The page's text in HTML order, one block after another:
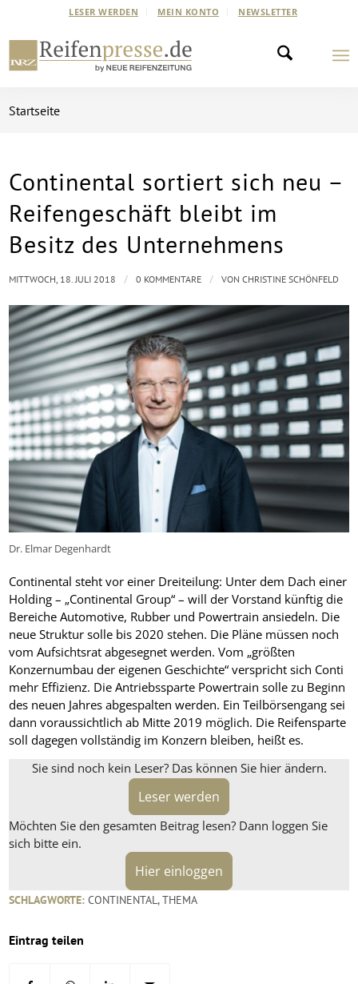
LESER WERDEN MEIN KONTO NEWSLETTER
Startseite
Continental sortiert sich neu –
Reifengeschäft bleibt im
Besitz des Unternehmens
Dr. Elmar Degenhardt
Continental steht vor einer Dreiteilung: Unter dem Dach einer
Holding – „Continental Group“ – will der Vorstand künftig die
Bereiche Automotive, Rubber und Powertrain ansiedeln. Die
neue Struktur solle bis 2020 stehen. Die Pläne müssen noch
vom Aufsichtsrat abgesegnet werden. Vom „größten
Konzernumbau der eigenen Geschichte“ verspricht sich Conti
mehr Effizienz. Die Antriebssparte Powertrain solle zu Beginn
des neuen Jahres abgespalten werden. Ein Teilbörsengang sei
dann voraussichtlich ab Mitte 2019 möglich. Die Reifensparte
soll dagegen vollständig im Konzern bleiben, heißt es.
Sie sind noch kein Leser? Das können Sie hier ändern.
Leser werden
Möchten Sie den gesamten Beitrag lesen? Dann loggen Sie
sich bitte ein.
Hier einloggen
MITTWOCH, 18. JULI 2018 / 0 KOMMENTARE / VONCHRISTINE SCHÖNFELD
SCHLAGWORTE: CONTINENTAL,THEMA
Eintrag teilen